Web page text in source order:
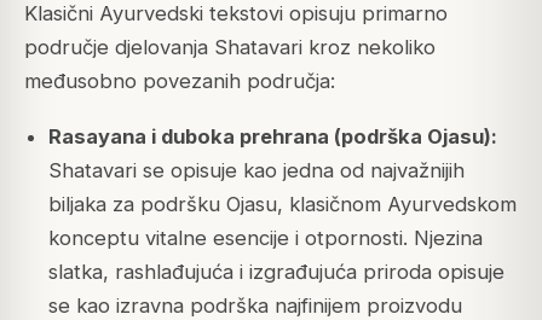
Klasični Ayurvedski tekstovi opisuju primarno
područje djelovanja Shatavari kroz nekoliko
međusobno povezanih područja:
Rasayana i duboka prehrana (podrška Ojasu):
Shatavari se opisuje kao jedna od najvažnijih
biljaka za podršku Ojasu, klasičnom Ayurvedskom
konceptu vitalne esencije i otpornosti. Njezina
slatka, rashlađujuća i izgrađujuća priroda opisuje
se kao izravna podrška najfinijem proizvodu